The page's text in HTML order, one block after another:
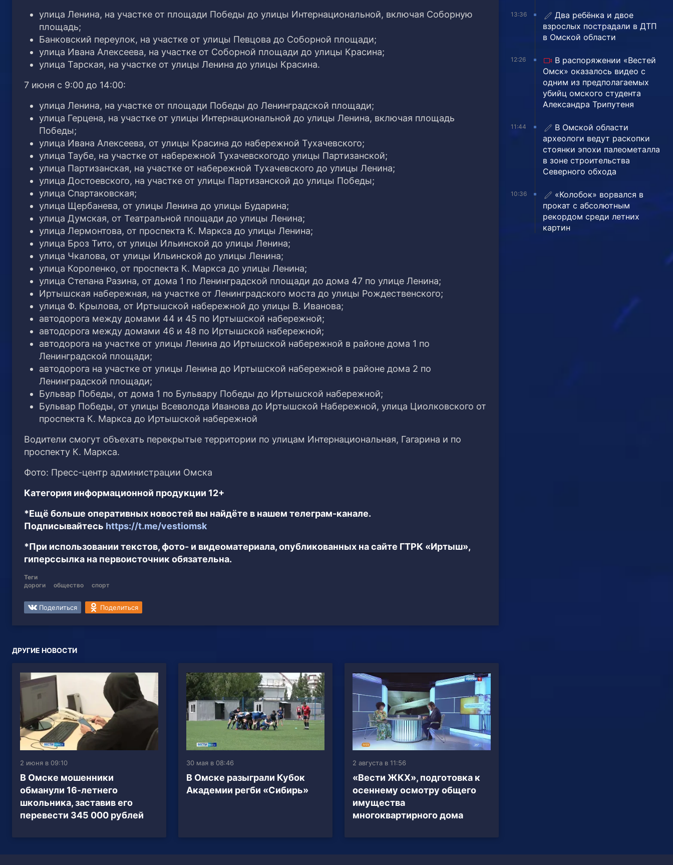
улица Ленина, на участке от площади Победы до улицы Интернациональной, включая Соборную
площадь;
Банковский переулок, на участке от улицы Певцова до Соборной площади;
улица Ивана Алексеева, на участке от Соборной площади до улицы Красина;
улица Тарская, на участке от улицы Ленина до улицы Красина.
7 июня с 9:00 до 14:00:
улица Ленина, на участке от площади Победы до Ленинградской площади;
улица Герцена, на участке от улицы Интернациональной до улицы Ленина, включая площадь
Победы;
улица Ивана Алексеева, от улицы Красина до набережной Тухачевского;
улица Таубе, на участке от набережной Тухачевскогодо улицы Партизанской;
улица Партизанская, на участке от набережной Тухачевского до улицы Ленина;
улица Достоевского, на участке от улицы Партизанской до улицы Победы;
улица Спартаковская;
улица Щербанева, от улицы Ленина до улицы Бударина;
улица Думская, от Театральной площади до улицы Ленина;
улица Лермонтова, от проспекта К. Маркса до улицы Ленина;
улица Броз Тито, от улицы Ильинской до улицы Ленина;
улица Чкалова, от улицы Ильинской до улицы Ленина;
улица Короленко, от проспекта К. Маркса до улицы Ленина;
улица Степана Разина, от дома 1 по Ленинградской площади до дома 47 по улице Ленина;
Иртышская набережная, на участке от Ленинградского моста до улицы Рождественского;
улица Ф. Крылова, от Иртышской набережной до улицы В. Иванова;
автодорога между домами 44 и 45 по Иртышской набережной;
автодорога между домами 46 и 48 по Иртышской набережной;
автодорога на участке от улицы Ленина до Иртышской набережной в районе дома 1 по
Ленинградской площади;
автодорога на участке от улицы Ленина до Иртышской набережной в районе дома 2 по
Ленинградской площади;
Бульвар Победы, от дома 1 по Бульвару Победы до Иртышской набережной;
Бульвар Победы, от улицы Всеволода Иванова до Иртышской Набережной, улица Циолковского от
проспекта К. Маркса до Иртышской набережной
Водители смогут объехать перекрытые территории по улицам Интернациональная, Гагарина и по
проспекту К. Маркса.
Фото: Пресс-центр администрации Омска
Категория информационной продукции 12+
*Ещё больше оперативных новостей вы найдёте в нашем телеграм-канале.
Подписывайтесь https://t.me/vestiomsk
*При использовании текстов, фото- и видеоматериала, опубликованных на сайте ГТРК «Иртыш»,
гиперссылка на первоисточник обязательна.
Теги
дороги
общество спорт
Поделиться Поделиться
ДРУГИЕ НОВОСТИ
2 июня в 09:10
В Омске мошенники
обманули 16-летнего
школьника, заставив его
перевести 345 000 рублей
30 мая в 08:46
В Омске разыграли Кубок
Академии регби «Сибирь»
2 августа в 11:56
«Вести ЖКХ», подготовка к
осеннему осмотру общего
имущества
многоквартирного дома
13:36
Два ребёнка и двое
взрослых пострадали в ДТП
в Омской области
12:26
В распоряжении «Вестей
Омск» оказалось видео с
одним из предполагаемых
убийц омского студента
Александра Трипутеня
11:44
В Омской области
археологи ведут раскопки
стоянки эпохи палеометалла
в зоне строительства
Северного обхода
10:36
«Колобок» ворвался в
прокат с абсолютным
рекордом среди летних
картин